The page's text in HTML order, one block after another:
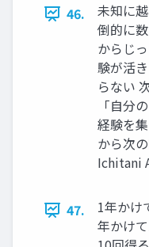
46.
未知に
倒的に
からじ
験が活
らない
「⾃分
経験を
から次
Ichitani
47.
1年かけ
年かけ